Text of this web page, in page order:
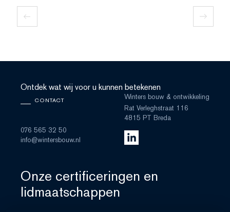
Ontdek wat wij voor u kunnen betekenen
CONTACT
076 565 32 50
info@wintersbouw.nl
Winters bouw & ontwikkeling
Rat Verleghstraat 116
4815 PT Breda
Onze certificeringen en
lidmaatschappen